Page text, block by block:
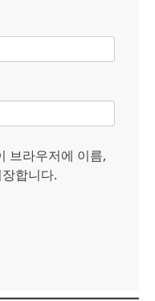
브라우저에 이름,
합니다.